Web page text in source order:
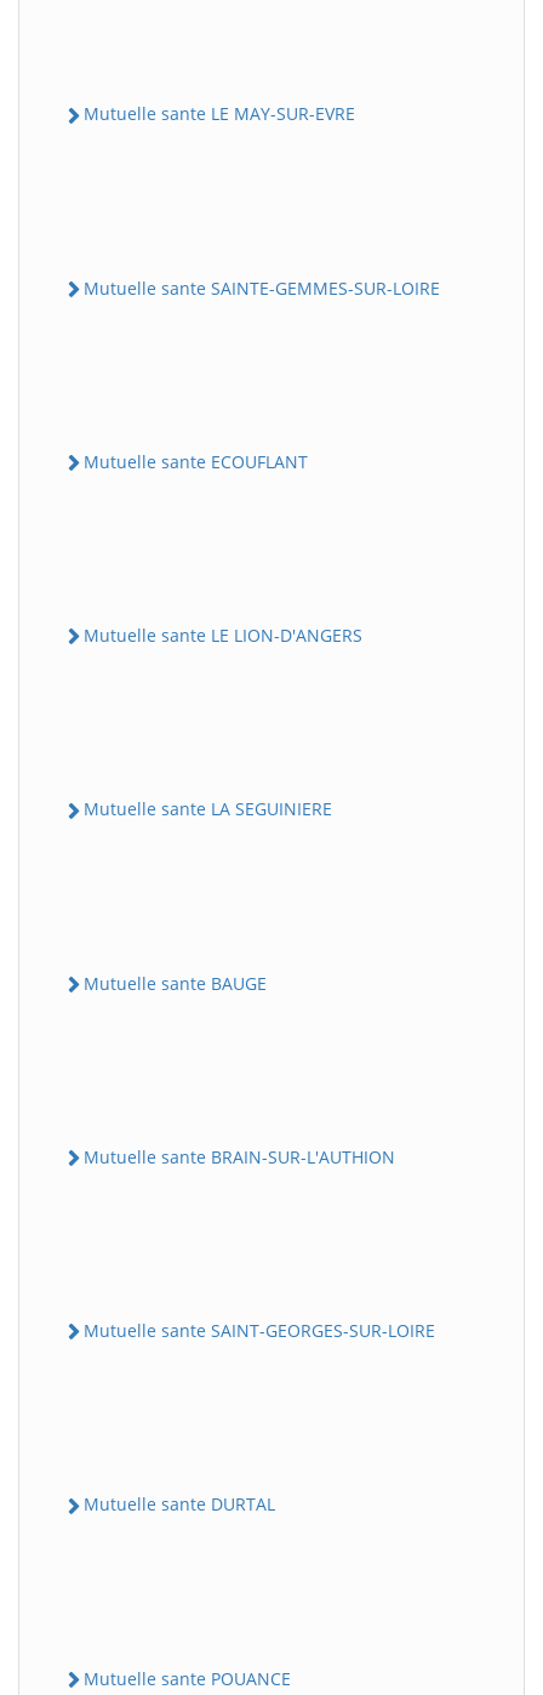
Mutuelle sante LE MAY-SUR-EVRE
Mutuelle sante SAINTE-GEMMES-SUR-LOIRE
Mutuelle sante ECOUFLANT
Mutuelle sante LE LION-D'ANGERS
Mutuelle sante LA SEGUINIERE
Mutuelle sante BAUGE
Mutuelle sante BRAIN-SUR-L'AUTHION
Mutuelle sante SAINT-GEORGES-SUR-LOIRE
Mutuelle sante DURTAL
Mutuelle sante POUANCE